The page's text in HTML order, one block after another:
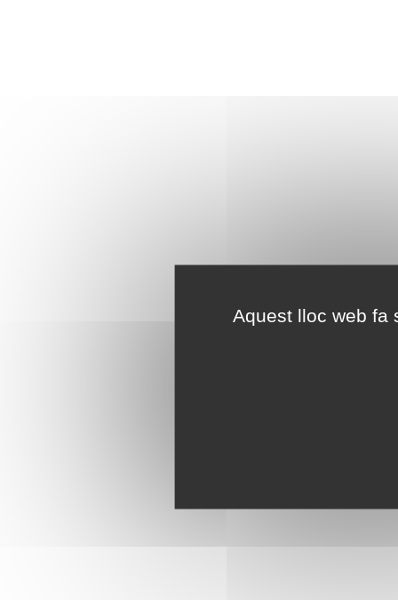
Aquest lloc web fa